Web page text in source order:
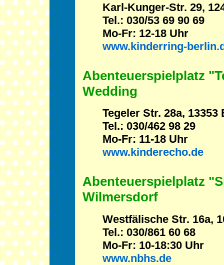
Karl-Kunger-Str. 29,
Tel.: 030/53 69 90 69
Mo-Fr: 12-18 Uhr
www.kinderring-
Abenteuerspielplatz
Wedding
Tegeler Str. 28a, 13353
Tel.: 030/462 98 29
Mo-Fr: 11-18 Uhr
www.kinderecho.de
Abenteuerspielplatz
Wilmersdorf
Westfälische Str. 16a,
Tel.: 030/861 60 68
Mo-Fr: 10-18:30 Uhr
www.nbhs.de